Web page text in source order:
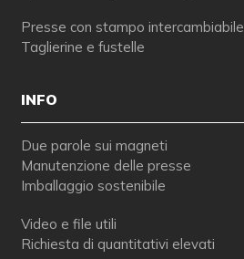
Presse con stampo intercambiabile
Taglierine e fustelle
INFO
Due parole sui magneti
Manutenzione delle presse
Imballaggio sostenibile
Video e file utili
Richiesta di quantitativi elevati